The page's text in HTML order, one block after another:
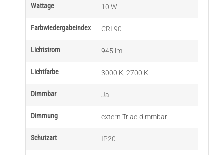
Wattage 10 W
Farbwiedergabeindex CRI 90
Lichtstrom 945 lm
Lichtfarbe 3000 K 2700 K
Dimmbar Ja
Dimmung extern Triac-dimmbar
Schutzart IP20